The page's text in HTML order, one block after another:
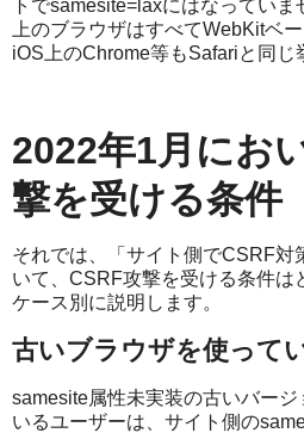
トでsamesite=laxにはなっていま
上のブラウザはすべてWebKitベ
iOS上のChrome等もSafariと同じ
2022年1月にお
撃を受ける条件
それでは、「サイト側でCSRF対
いて、CSRF攻撃を受ける条件は
ケース別に説明します。
古いブラウザを使って
samesite属性未実装の古いバー
いるユーザーは、サイト側の